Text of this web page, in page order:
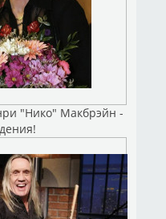
"Нико" Макбрэйн -